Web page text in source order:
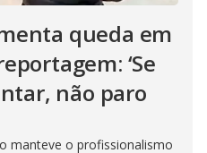
queda em
‘Se
não paro
manteve o profissionalismo